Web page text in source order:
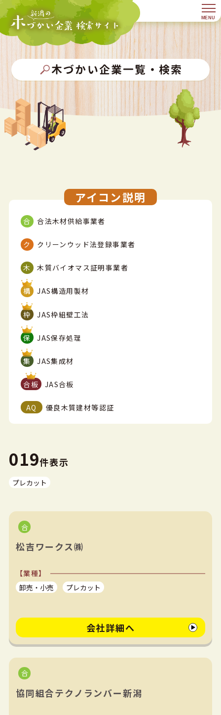
木づかい企業一覧・検索
アイコン説明
合法木材供給事業者
クリーンウッド法登録事業者
木質バイオマス証明事業者
JAS構造用製材
JAS枠組壁工法
JAS保存処理
JAS集成材
JAS合板
優良木質建材等認証
019件表示
プレカット
松吉ワークス㈱
【業種】
卸売・小売
プレカット
会社詳細へ
協同組合テクノランバー新潟